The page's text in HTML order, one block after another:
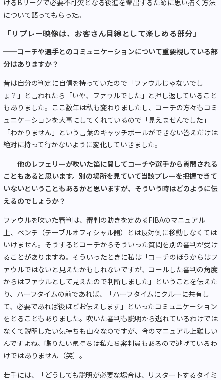
けるBリーグで必要不可欠となる後進を輩出するために思い描く方法
について語ってもらった。
「リプレー映像は、お客さん目線として楽しめる部分」
──コーチや選手とのコミュニケーションについて重要視している部
分はありますか？
昔は自分の判定に自信を持っていたので「ファウルじゃないでし
ょ？」と言われたら「いや、ファウルでした」と押し返していること
もありました。ここ数年は私も変わりましたし、コーチの方々もコミ
ュニケーションを大事にしてくれているので「見えませんでした」
「わかりません」という言葉のキャッチボールができない答えだけは
絶対に持って行かないように変化していきました。
──他のレフェリーが吹いた笛に関してコーチや選手から質問される
こともあると思います。別の場所を見ていて当該プレーを把握できて
いないということもあるかと思いますが、そういう時はどのように伝
えるのでしょうか？
ファウルを吹いた審判は、審判の動きを定めるFIBAのマニュアル
上、ベンチ（テーブルオフィシャル側）とは反対側に移動しなくては
いけません。そうするとコーチからそういった質問を別の審判が受け
ることがありますね。そういったときに私は「コーチのほうからはフ
ァウルではないと見えたかもしれないですが、コールした審判の角度
からはファウルとして見えたので判断しました」ということを伝えた
り、ハーフタイムの前であれば、「ハーフタイムにクルーに共有し
て、必要であれば後ほどお伝えします」といったコミュニケーション
をとることもありました。吹いた審判も説明から逃れているわけでは
なくて説明したい気持ちも山々なのですが、今のマニュアル上難しい
んですよね。喋りたい気持ちは私たち審判員もあるので逃げているわ
けではありません（笑）。
若手には、「どうしても説明が必要な場合は、リスタートするタイミ